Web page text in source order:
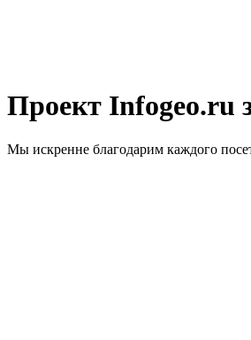
Проект Infogeo.ru
Мы искренне благодарим каждого